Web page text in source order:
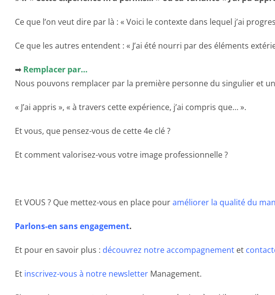
Ce que l’on veut dire par là : « Voici le contexte dans lequel j’ai
Ce que les autres entendent : « J’ai été nourri par des éléments
➡ Remplacer par…
Nous pouvons remplacer par la première personne du singulier et
« J’ai appris », « à travers cette expérience, j’ai compris que… ».
Et vous, que pensez-vous de cette 4e clé ?
Et comment valorisez-vous votre image professionnelle ?
Et VOUS ? Que mettez-vous en place pouraméliorer la qualité du
Parlons-en sans engagement.
Et pour en savoir plus : découvrez notre accompagnement et
Et inscrivez-vous à notre newsletter Management.